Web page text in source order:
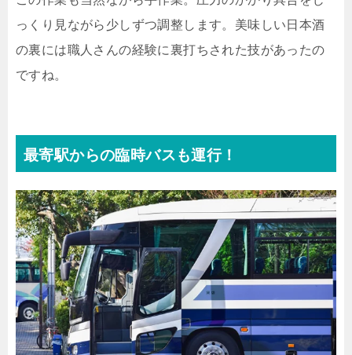
っくり見ながら少しずつ調整します。美味しい日本酒
の裏には職人さんの経験に裏打ちされた技があったの
ですね。
最寄駅からの臨時バスも運行！